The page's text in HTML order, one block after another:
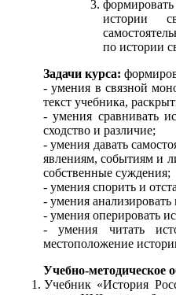
истории
по истории
Задачи курса:
- умения в связной
текст учебника,
- умения сравнивать
сходство и различие;
- умения давать
явлениям, событиям и
собственные суждения;
- умения спорить и
- умения
- умения оперировать
- умения читать
местоположение
Учебно-методическое
Учебник «История